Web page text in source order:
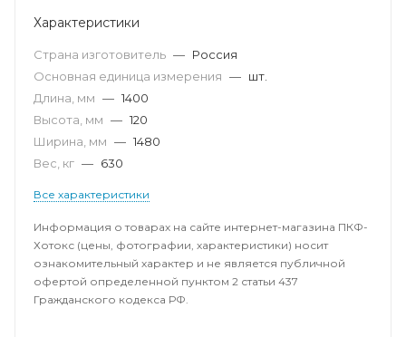
Характеристики
Страна изготовитель — Россия
Основная единица измерения — шт.
Длина, мм — 1400
Высота, мм — 120
Ширина, мм — 1480
Вес, кг — 630
Все характеристики
Информация о товарах на сайте интернет-магазина ПКФ-
Хотокс (цены, фотографии, характеристики) носит
ознакомительный характер и не является публичной
офертой определенной пунктом 2 статьи 437
Гражданского кодекса РФ.